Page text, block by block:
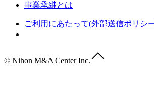
事業承継とは
ご利用にあたって(外部送信ポリシ
© Nihon M&A Center Inc.